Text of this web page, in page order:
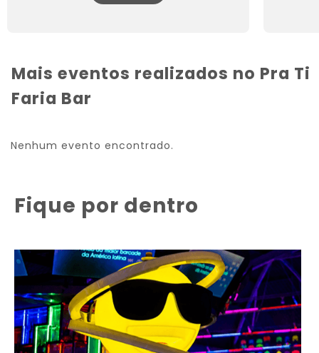
Mais eventos realizados no Pra Ti
Faria Bar
Nenhum evento encontrado.
Fique por dentro